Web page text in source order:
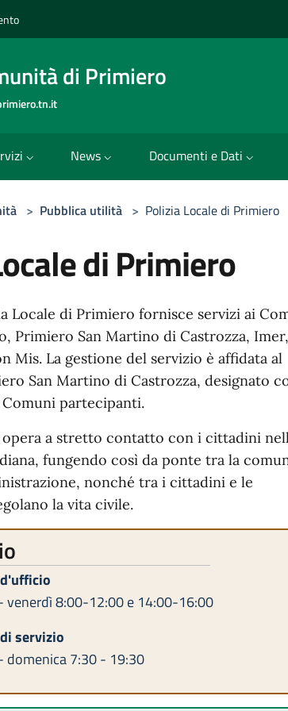
di Primiero
News Documenti e Dati
> Pubblica utilità > Polizia Locale di Primiero
di Primiero
Locale di Primiero fornisce servizi ai
Primiero San Martino di Castrozza, Imer,
Mis. La gestione del servizio è affidata al
San Martino di Castrozza, designato
partecipanti.
opera a stretto contatto con i cittadini
fungendo così da ponte tra la
nonché tra i cittadini e le
la vita civile.
venerdì 8:00-12:00 e 14:00-16:00
servizio
domenica 7:30 - 19:30